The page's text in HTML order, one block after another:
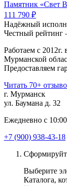
Памятник «Свет
111 790 ₽
Надёжный
Чеcтный
Работаем с 2012г.
Мурманской
Предоставляем
Читать 70+
г. Мурманск
ул. Баумана д. 32
Ежедневно с
+7 (900) 938-43-18
Выберите
Каталога,